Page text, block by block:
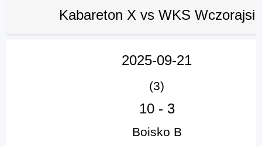
Kabareton X vs WKS Wczorajsi
2025-09-21
(3)
10- 3
Boisko B